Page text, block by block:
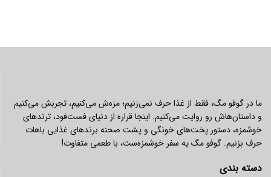
ما در گوفو مگ، فقط از غذا حرف نمی‌زنیم؛ مزه‌ش می‌کنیم، تجربش می‌کنیم
و داستان‌هاش رو روایت می‌کنیم. اینجا قراره از دنیای فست‌فود، ترندهای
خوشمزه، دستور پخت‌های خونگی و پشت صحنه برندهای غذایی باهات
حرف بزنیم. گوفو مگ یه سفر خوشمزه‌ست، با طعمی متفاوت!
دسته بندی